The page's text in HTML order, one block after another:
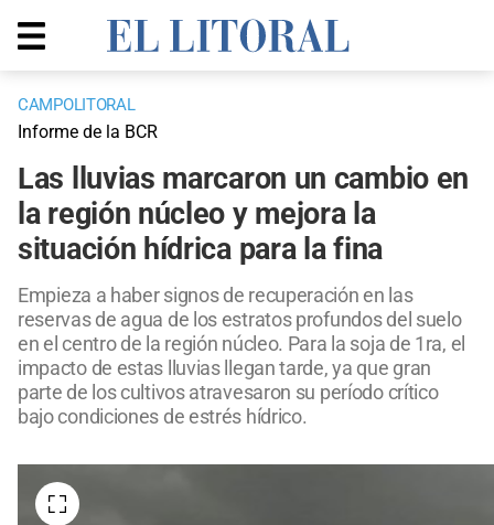
CAMPOLITORAL
Informe de la BCR
Las lluvias marcaron un cambio en
la región núcleo y mejora la
situación hídrica para la fina
Empieza a haber signos de recuperación en las
reservas de agua de los estratos profundos del suelo
en el centro de la región núcleo. Para la soja de 1ra, el
impacto de estas lluvias llegan tarde, ya que gran
parte de los cultivos atravesaron su período crítico
bajo condiciones de estrés hídrico.